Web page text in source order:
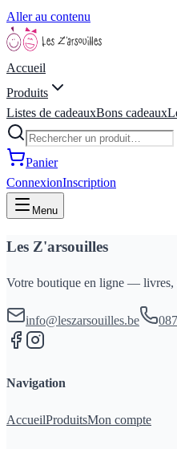
Aller au contenu
Accueil
Produits
Listes de cadeauxBons cadeaux
Panier
ConnexionInscription
Menu
Les Z'arsouilles
Votre boutique en ligne — livres,
info@leszarsouilles.be
Navigation
AccueilProduitsMon compte